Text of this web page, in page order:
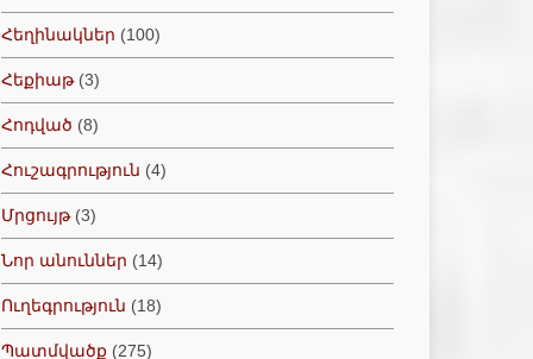
Հեղինակներ (100)
Հեքիաթ(3)
Հոդված (8)
Հուշագրություն (4)
Մրցույթ(3)
Նոր անուններ (14)
Ուղեգրություն (18)
Պատմվածք (275)